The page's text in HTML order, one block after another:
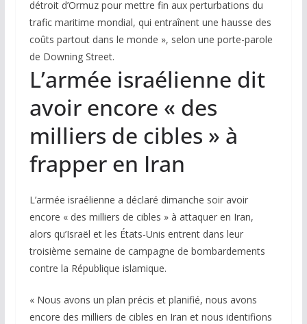
détroit d’Ormuz pour mettre fin aux perturbations du
trafic maritime mondial, qui entraînent une hausse des
coûts partout dans le monde », selon une porte-parole
de Downing Street.
L’armée israélienne dit
avoir encore « des
milliers de cibles » à
frapper en Iran
L’armée israélienne a déclaré dimanche soir avoir
encore « des milliers de cibles » à attaquer en Iran,
alors qu’Israël et les États-Unis entrent dans leur
troisième semaine de campagne de bombardements
contre la République islamique.
« Nous avons un plan précis et planifié, nous avons
encore des milliers de cibles en Iran et nous identifions